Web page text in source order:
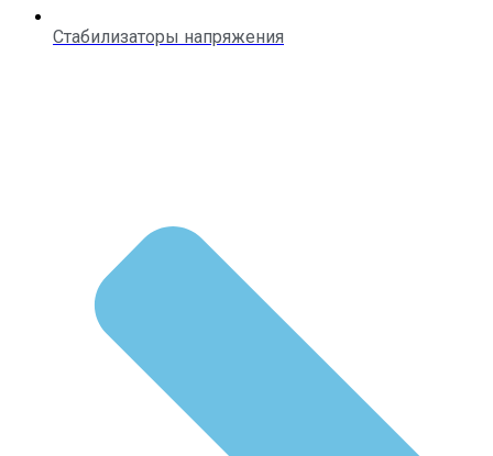
Стабилизаторы напряжения